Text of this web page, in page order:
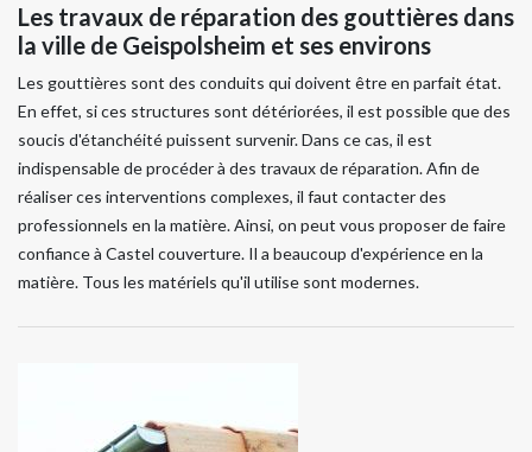
Les travaux de réparation des gouttières dans
la ville de Geispolsheim et ses environs
Les gouttières sont des conduits qui doivent être en parfait état.
En effet, si ces structures sont détériorées, il est possible que des
soucis d'étanchéité puissent survenir. Dans ce cas, il est
indispensable de procéder à des travaux de réparation. Afin de
réaliser ces interventions complexes, il faut contacter des
professionnels en la matière. Ainsi, on peut vous proposer de faire
confiance à Castel couverture. Il a beaucoup d'expérience en la
matière. Tous les matériels qu'il utilise sont modernes.